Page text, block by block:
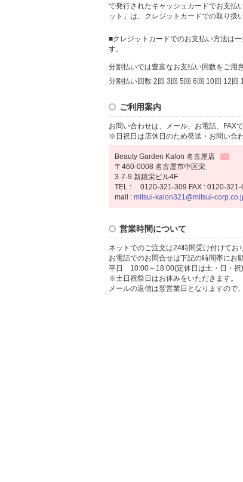
で発行されたキャッシュカードでお支払
ット」は、クレジットカードでの取り扱
■クレジットカードでのお支払い方法は
す。
分割払いでは豊富なお支払い回数をご用
分割払い回数 2回 3回 5回 6回 10回 12回
ご利用案内
お問い合わせは、メール、お電話、FAX
※日祝日は店休日のため発送・お問い合
Beauty Garden Kalon 名古屋店
〒460-0008 名古屋市中区栄
3-7-9 新鏡栄ビル4F
TEL : 0120-321-309 FAX : 0120-321-
mail : mitsui-kalon321@mitsui-
営業時間について
ネットでのご注文は24時間受け付けてお
お電話でのお問合せは下記の時間帯にお
平日 10:00～18:00(定休日は土・日・祝)
※土日祝祭日はお休みをいただきます。
メールの返信は翌営業日となりますので